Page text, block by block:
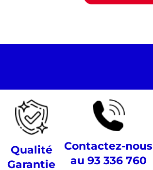
Qualité
Garantie
Contactez-nous
au 93 336 760